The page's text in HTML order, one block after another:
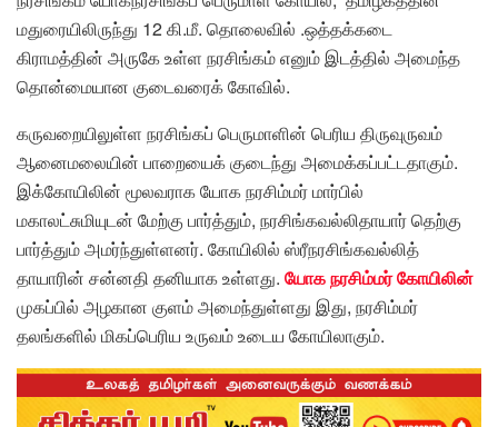
மதுரையிலிருந்து 12 கி.மீ. தொலைவில் .ஒத்தக்கடை
கிராமத்தின் அருகே உள்ள நரசிங்கம் எனும் இடத்தில் அமைந்த
தொன்மையான குடைவரைக் கோவில்.
கருவறையிலுள்ள நரசிங்கப் பெருமாளின் பெரிய திருவுருவம்
ஆனைமலையின் பாறையைக் குடைந்து அமைக்கப்பட்டதாகும்.
இக்கோயிலின் மூலவராக யோக நரசிம்மர் மார்பில்
மகாலட்சுமியுடன் மேற்கு பார்த்தும், நரசிங்கவல்லிதாயார் தெற்கு
பார்த்தும் அமர்ந்துள்ளனர். கோயிலில் ஸ்ரீநரசிங்கவல்லித்
தாயாரின் சன்னதி தனியாக உள்ளது. யோகநரசிம்மர்கோயிலின்
முகப்பில் அழகான குளம் அமைந்துள்ளது இது, நரசிம்மர்
தலங்களில் மிகப்பெரிய உருவம் உடைய கோயிலாகும்.